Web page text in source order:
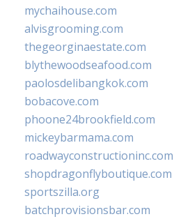
mychaihouse.com
alvisgrooming.com
thegeorginaestate.com
blythewoodseafood.com
paolosdelibangkok.com
bobacove.com
phoone24brookfield.com
mickeybarmama.com
roadwayconstructioninc.com
shopdragonflyboutique.com
sportszilla.org
batchprovisionsbar.com